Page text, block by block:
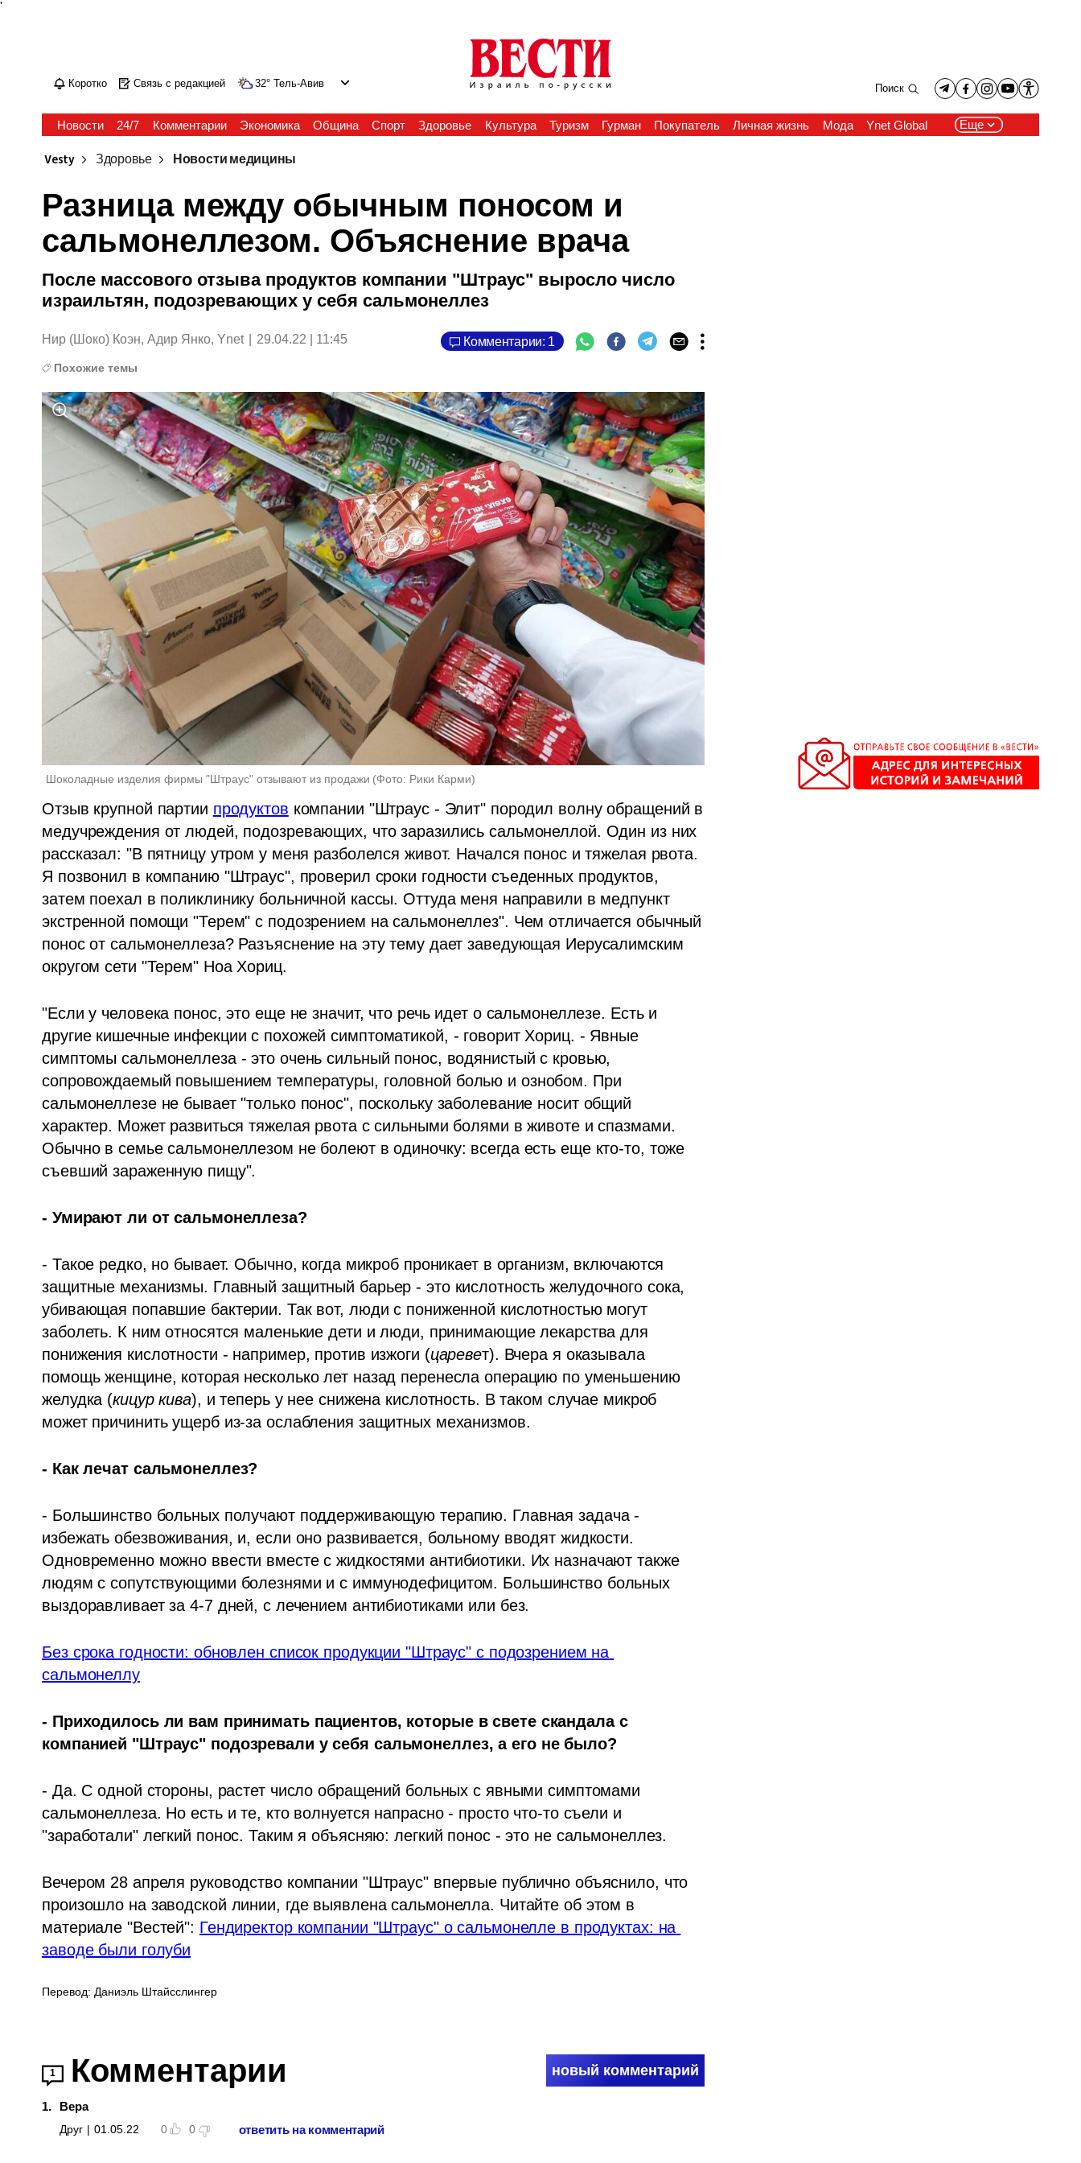
'
Коротко Связь с редакцией 32° Тель-Авив Поиск
Новости 24/7 Комментарии Экономика Община Спорт Здоровье Культура Туризм Гурман Покупатель Личная жизнь Мода Ynet Global Еще
Vesty Здоровье Новости медицины
Разница между обычным поносом и
сальмонеллезом. Объяснение врача
После массового отзыва продуктов компании "Штраус" выросло число
израильтян, подозревающих у себя сальмонеллез
Нир (Шоко) Коэн, Адир Янко, Ynet 29.04.22 | 11:45 Комментарии: 1
Похожие темы
Шоколадные изделия фирмы "Штраус" отзывают из продажи (Фото: Рики Карми)
Отзыв крупной партии продуктов компании "Штраус - Элит" породил волну обращений в
медучреждения от людей, подозревающих, что заразились сальмонеллой. Один из них
рассказал: "В пятницу утром у меня разболелся живот. Начался понос и тяжелая рвота.
Я позвонил в компанию "Штраус", проверил сроки годности съеденных продуктов,
затем поехал в поликлинику больничной кассы. Оттуда меня направили в медпункт
экстренной помощи "Терем" с подозрением на сальмонеллез". Чем отличается обычный
понос от сальмонеллеза? Разъяснение на эту тему дает заведующая Иерусалимским
округом сети "Терем" Ноа Хориц.
"Если у человека понос, это еще не значит, что речь идет о сальмонеллезе. Есть и
другие кишечные инфекции с похожей симптоматикой, - говорит Хориц. - Явные
симптомы сальмонеллеза - это очень сильный понос, водянистый с кровью,
сопровождаемый повышением температуры, головной болью и ознобом. При
сальмонеллезе не бывает "только понос", поскольку заболевание носит общий
характер. Может развиться тяжелая рвота с сильными болями в животе и спазмами.
Обычно в семье сальмонеллезом не болеют в одиночку: всегда есть еще кто-то, тоже
съевший зараженную пищу".
- Умирают ли от сальмонеллеза?
- Такое редко, но бывает. Обычно, когда микроб проникает в организм, включаются
защитные механизмы. Главный защитный барьер - это кислотность желудочного сока,
убивающая попавшие бактерии. Так вот, люди с пониженной кислотностью могут
заболеть. К ним относятся маленькие дети и люди, принимающие лекарства для
понижения кислотности - например, против изжоги (царевет). Вчера я оказывала
помощь женщине, которая несколько лет назад перенесла операцию по уменьшению
желудка (кицур кива), и теперь у нее снижена кислотность. В таком случае микроб
может причинить ущерб из-за ослабления защитных механизмов.
- Как лечат сальмонеллез?
- Большинство больных получают поддерживающую терапию. Главная задача -
избежать обезвоживания, и, если оно развивается, больному вводят жидкости.
Одновременно можно ввести вместе с жидкостями антибиотики. Их назначают также
людям с сопутствующими болезнями и с иммунодефицитом. Большинство больных
выздоравливает за 4-7 дней, с лечением антибиотиками или без.
Без срока годности: обновлен список продукции "Штраус" с подозрением на
сальмонеллу
- Приходилось ли вам принимать пациентов, которые в свете скандала с
компанией "Штраус" подозревали у себя сальмонеллез, а его не было?
- Да. С одной стороны, растет число обращений больных с явными симптомами
сальмонеллеза. Но есть и те, кто волнуется напрасно - просто что-то съели и
"заработали" легкий понос. Таким я объясняю: легкий понос - это не сальмонеллез.
Вечером 28 апреля руководство компании "Штраус" впервые публично объяснило, что
произошло на заводской линии, где выявлена сальмонелла. Читайте об этом в
материале "Вестей": Гендиректор компании "Штраус" о сальмонелле в продуктах: на
заводе были голуби
Перевод: Даниэль Штайсслингер
1 Комментарии новый комментарий
1. Вера
Друг | 01.05.22 0 0 ответить на комментарий